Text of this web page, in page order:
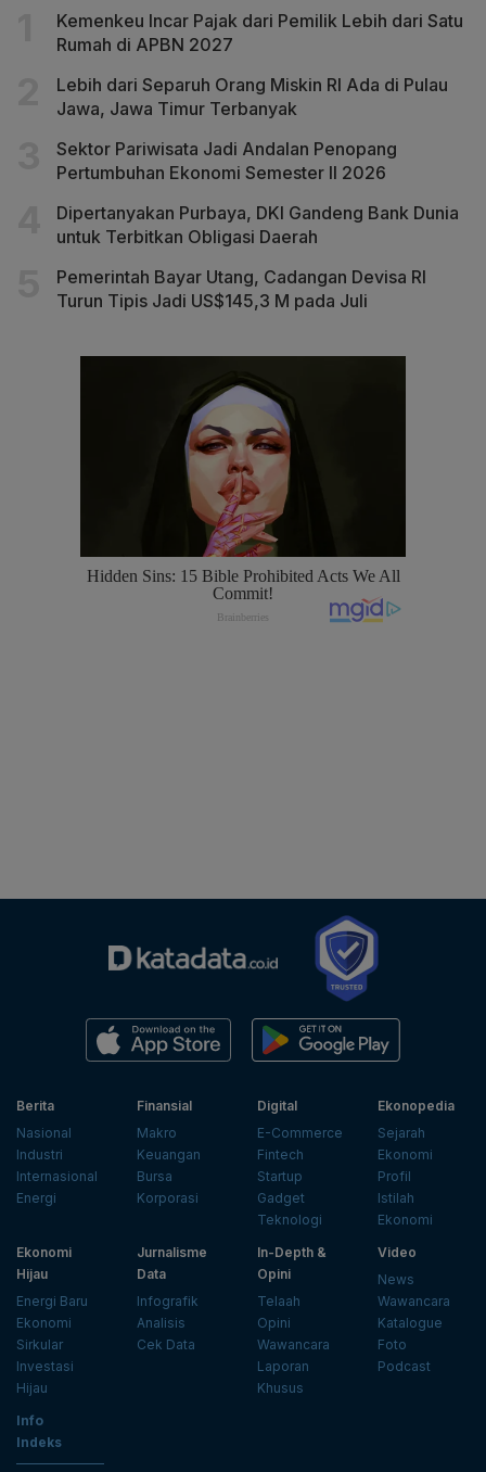
Kemenkeu Incar Pajak dari Pemilik Lebih dari Satu
Rumah di APBN 2027
Lebih dari Separuh Orang Miskin RI Ada di Pulau
Jawa, Jawa Timur Terbanyak
Sektor Pariwisata Jadi Andalan Penopang
Pertumbuhan Ekonomi Semester II 2026
Dipertanyakan Purbaya, DKI Gandeng Bank Dunia
untuk Terbitkan Obligasi Daerah
Pemerintah Bayar Utang, Cadangan Devisa RI
Turun Tipis Jadi US$145,3 M pada Juli
Berita
Nasional
Industri
Internasional
Energi
Finansial
Makro
Keuangan
Bursa
Korporasi
Digital
E-Commerce
Fintech
Startup
Gadget
Teknologi
Ekonopedia
Sejarah
Ekonomi
Profil
Istilah
Ekonomi
Ekonomi
Hijau
Energi Baru
Ekonomi
Sirkular
Investasi
Hijau
Jurnalisme
Data
Infografik
Analisis
Cek Data
In-Depth &
Opini
Telaah
Opini
Wawancara
Laporan
Khusus
Video
News
Wawancara
Katalogue
Foto
Podcast
Info
Indeks